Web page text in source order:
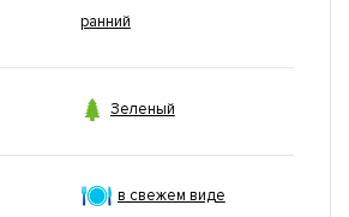
ранний
 Зеленый
в свежем виде